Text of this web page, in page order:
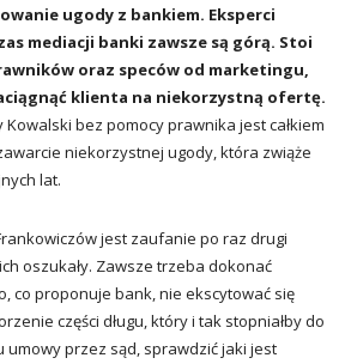
ugody z bankiem. Eksperci
mediacji banki zawsze są górą. Stoi
oraz speców od marketingu,
klienta na niekorzystną ofertę.
bez pomocy prawnika jest całkiem
niekorzystnej ugody, która zwiąże
lat.
jest zaufanie po raz drugi
oszukały. Zawsze trzeba dokonać
co proponuje bank, nie ekscytować się
części długu, który i tak stopniałby do
umowy przez sąd, sprawdzić jaki jest